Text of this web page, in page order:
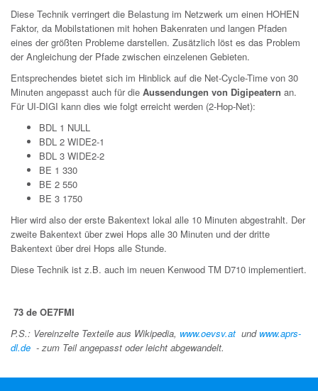
Diese Technik verringert die Belastung im Netzwerk um einen HOHEN
Faktor, da Mobilstationen mit hohen Bakenraten und langen Pfaden
eines der größten Probleme darstellen. Zusätzlich löst es das Problem
der Angleichung der Pfade zwischen einzelenen Gebieten.
Entsprechendes bietet sich im Hinblick auf die Net-Cycle-Time von 30
Minuten angepasst auch für die Aussendungen von Digipeatern an.
Für UI-DIGI kann dies wie folgt erreicht werden (2-Hop-Net):
BDL 1 NULL
BDL 2 WIDE2-1
BDL 3 WIDE2-2
BE 1 330
BE 2 550
BE 3 1750
Hier wird also der erste Bakentext lokal alle 10 Minuten abgestrahlt. Der
zweite Bakentext über zwei Hops alle 30 Minuten und der dritte
Bakentext über drei Hops alle Stunde.
Diese Technik ist z.B. auch im neuen Kenwood TM D710 implementiert.
73 de OE7FMI
P.S.: Vereinzelte Texteile aus Wikipedia, www.oevsv.at und www.aprs-
dl.de - zum Teil angepasst oder leicht abgewandelt.